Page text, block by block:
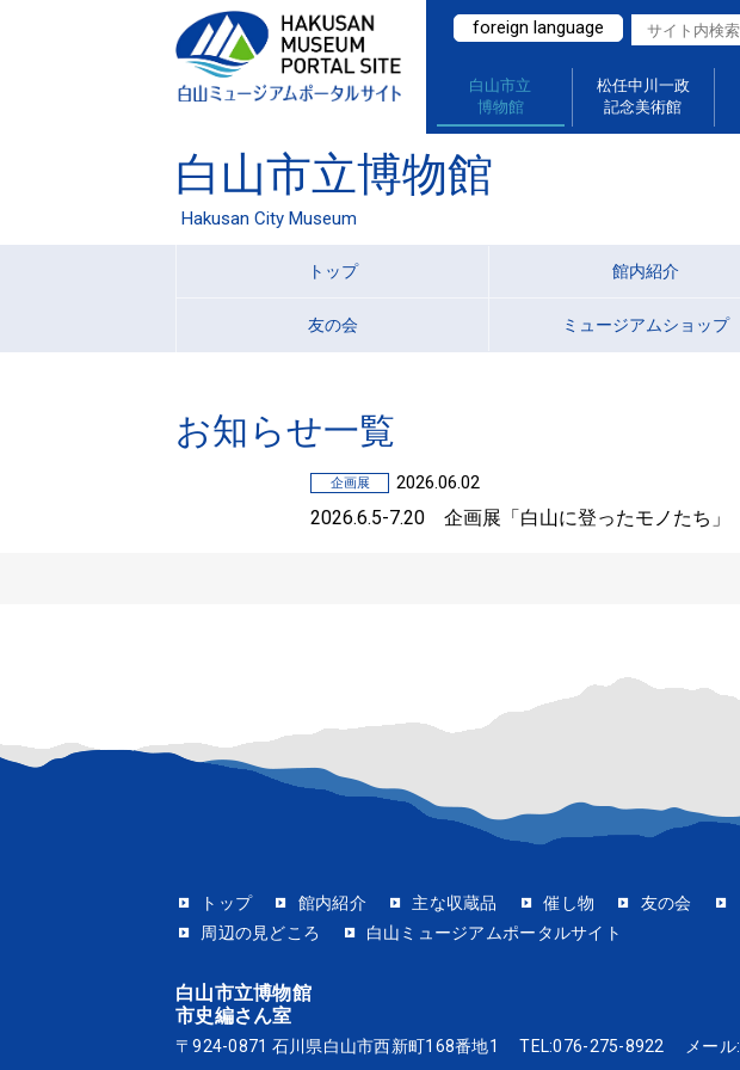
foreign language
白山市立
博物館
松任中川一政
記念美術館
白山市立博物館
Hakusan City Museum
トップ 館内紹介
友の会 ミュージアムショップ
お知らせ一覧
企画展 2026.06.02
2026.6.5-7.20 企画展「白山に登ったモノたち」
トップ 館内紹介 主な収蔵品 催し物 友の会
周辺の見どころ
白山ミュージアムポータルサイト
白山市立博物館
市史編さん室
〒924-0871 石川県白山市西新町168番地1 TEL:076-275-8922 メール: